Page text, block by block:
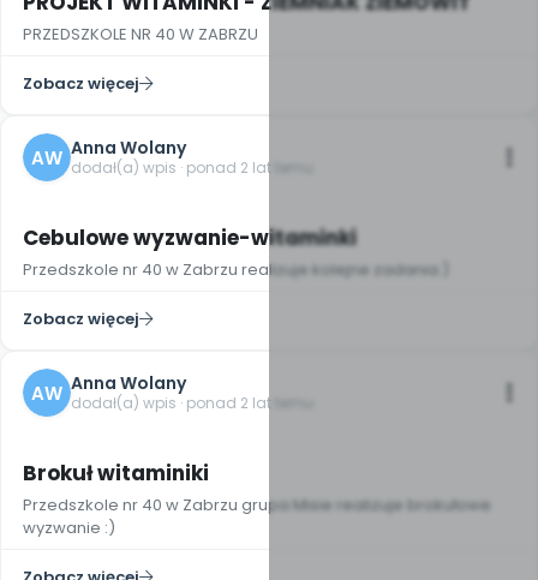
PRZEDSZKOLE NR 40 W ZABRZU
Zobacz więcej
AW Anna Wolany
dodał(a) wpis · ponad 2 lat temu
Cebulowe wyzwanie-witaminki
Przedszkole nr 40 w Zabrzu realizuje kolejne zadania:)
Zobacz więcej
AW Anna Wolany
dodał(a) wpis · ponad 2 lat temu
Brokuł witaminiki
Przedszkole nr 40 w Zabrzu grupa Misie realizuje brokułowe
wyzwanie :)